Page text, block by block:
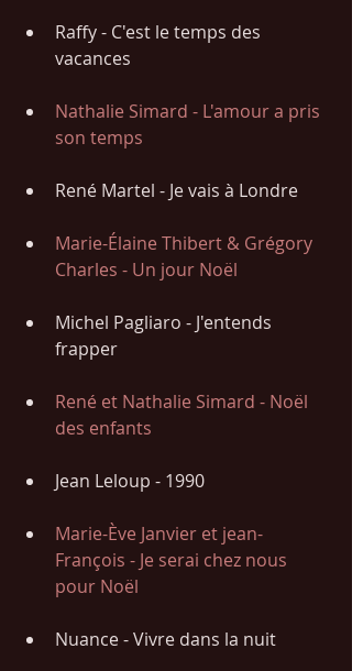
Raffy - C'est le temps des
vacances
Nathalie Simard - L'amour a pris
son temps
René Martel - Je vais à Londre
Marie-Élaine Thibert & Grégory
Charles - Un jour Noël
Michel Pagliaro - J'entends
frapper
René et Nathalie Simard - Noël
des enfants
Jean Leloup - 1990
Marie-Ève Janvier et jean-
François - Je serai chez nous
pour Noël
Nuance - Vivre dans la nuit